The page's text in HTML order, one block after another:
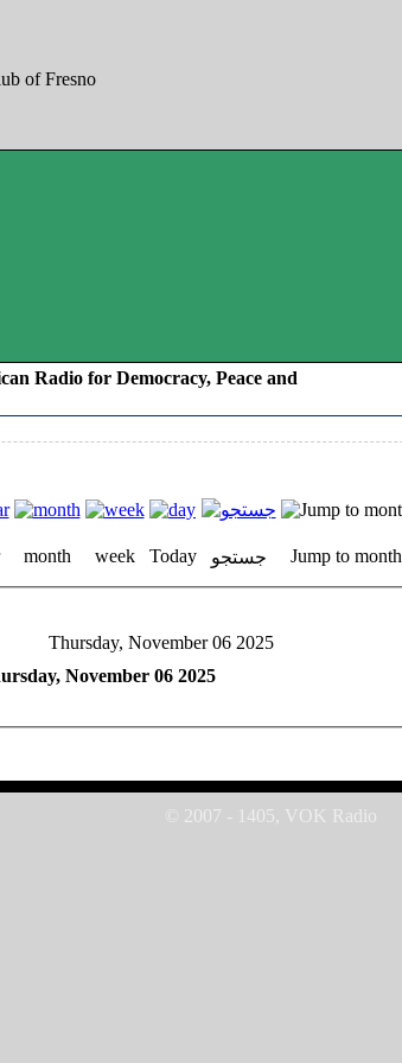
Radio for Democracy, Peace and
month week Today جستجو
Jump to month
Thursday, November 06 2025
November 06 2025
© 2007 - 1405, VOK Radio